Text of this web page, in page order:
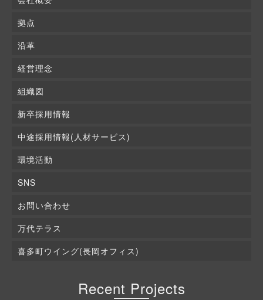
拠点
沿革
経営理念
組織図
新卒採用情報
中途採用情報(人材サービス)
環境活動
SNS
お問い合わせ
万代テラス
喜多町ウイング(長岡オフィス)
Recent Projects